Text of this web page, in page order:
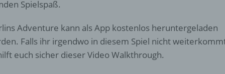
Spielspaß.
Adventure kann als App kostenlos heruntergeladen
Falls ihr irgendwo in diesem Spiel nicht
euch sicher dieser Video Walkthrough.